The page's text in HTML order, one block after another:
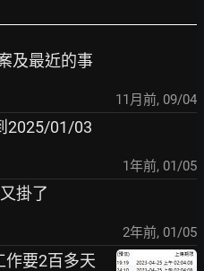
及最近的事
11月前, 09/04
2025/01/03
1年前, 01/05
掛了
2年前, 01/05
作要2百多天